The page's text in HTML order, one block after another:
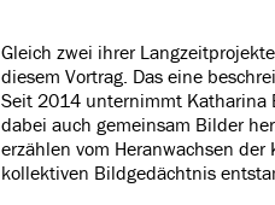
Gleich zwei ihrer
diesem Vortrag. Das eine
Seit 2014 unternimmt Katharina
dabei auch gemeinsam Bilder
erzählen vom Heranwachsen
kollektiven Bildgedächtnis